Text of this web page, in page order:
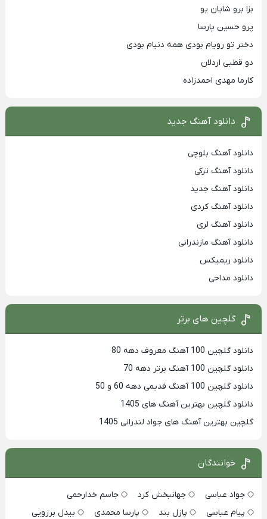
بزا برو شایان یو
پرو حسین پارسا
دختر تو رویام بودی همه دنیام بودی
دو قطبی اردلان
کارما مهدی احمدزاده
دانلود آهنگ جدید
دانلود آهنگ بلوچی
دانلود آهنگ ترکی
دانلود آهنگ جدید
دانلود آهنگ کردی
دانلود آهنگ لری
دانلود آهنگ مازندرانی
دانلود ریمیکس
دانلود مداحی
گلچین های برتر
دانلود گلچین 100 آهنگ معروف دهه 80
دانلود گلچین 100 آهنگ برتر دهه 70
دانلود گلچین 100 آهنگ قدیمی دهه 60 و 50
دانلود گلچین بهترین آهنگ های 1405
گلچین بهترین آهنگ های جواد لندرانی 1405
خوانندگان
جواد عباسی جهانبخش کرد
جاسم خدارحمی
پیام عباسی
پازل بند پارسا محمدی
بیدل برزویی